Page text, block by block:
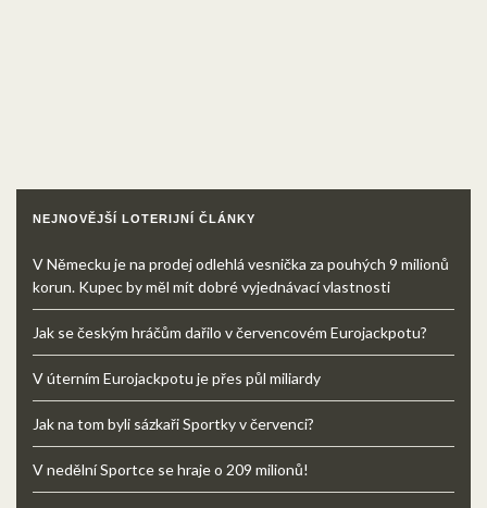
NEJNOVĚJŠÍ LOTERIJNÍ ČLÁNKY
V Německu je na prodej odlehlá vesnička za pouhých 9 milionů
korun. Kupec by měl mít dobré vyjednávací vlastnosti
Jak se českým hráčům dařilo v červencovém Eurojackpotu?
V úterním Eurojackpotu je přes půl miliardy
Jak na tom byli sázkaři Sportky v červenci?
V nedělní Sportce se hraje o 209 milionů!